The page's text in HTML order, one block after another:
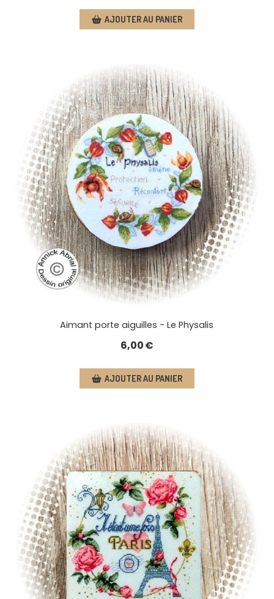
AJOUTER AU PANIER
Aimant porte aiguilles - Le Physalis
6,00€
AJOUTER AU PANIER